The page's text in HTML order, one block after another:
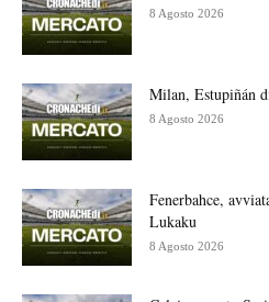
8 Agosto 2026
Milan, Estupiñán
8 Agosto 2026
Fenerbahce,
Lukaku
8 Agosto 2026